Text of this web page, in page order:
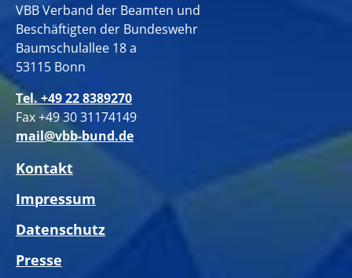
VBB Verband der Beamten und
Beschäftigten der Bundeswehr
Baumschulallee 18 a
53115 Bonn
Tel. +49 22 8389270
Fax +49 30 31174149
mail@vbb-bund.de
Kontakt
Impressum
Datenschutz
Presse